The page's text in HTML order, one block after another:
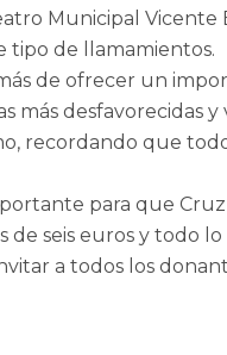
Municipal
tipo de llamamientos.
de ofrecer un
desfavorecidas
recordando que
para que
seis euros y todo
a todos los